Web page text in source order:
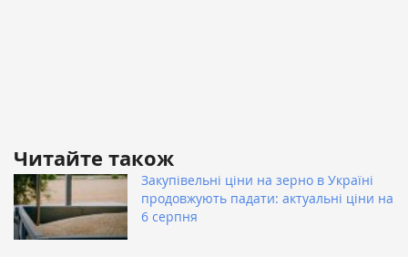
Читайте також
Закупівельні ціни на зерно в Україні
продовжують падати: актуальні ціни на
6 серпня